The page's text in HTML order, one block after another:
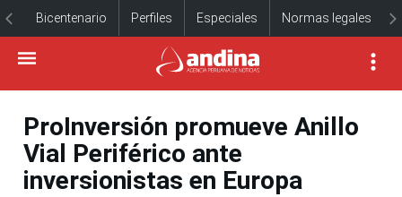
Bicentenario Perfiles Especiales Normas legales
ProInversión promueve Anillo
Vial Periférico ante
inversionistas en Europa